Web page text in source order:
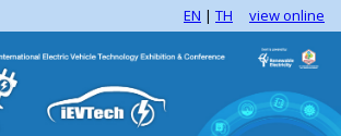
EN | TH view online